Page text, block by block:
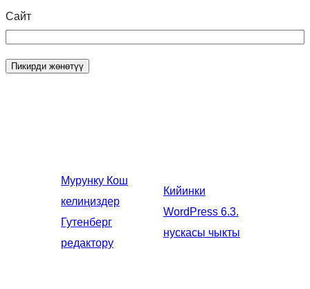
Сайт
Мурунку Кош
келиңиздер
Гутенберг
редактору
Кийинки
WordPress 6.3.
нускасы чыкты